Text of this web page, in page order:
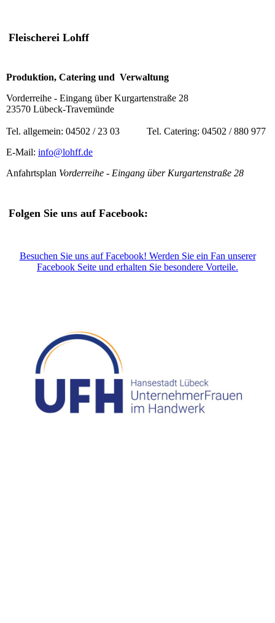
Fleischerei Lohff
Produktion, Catering und Verwaltung
Vorderreihe - Eingang über Kurgartenstraße 28
23570 Lübeck-Travemünde
Tel. allgemein: 04502 / 23 03 Tel. Catering: 04502 / 880 977
E-Mail: info@lohff.de
Anfahrtsplan Vorderreihe - Eingang über Kurgartenstraße 28
Folgen Sie uns auf Facebook:
Besuchen Sie uns auf Facebook! Werden Sie ein Fan unserer
Facebook Seite und erhalten Sie besondere Vorteile.